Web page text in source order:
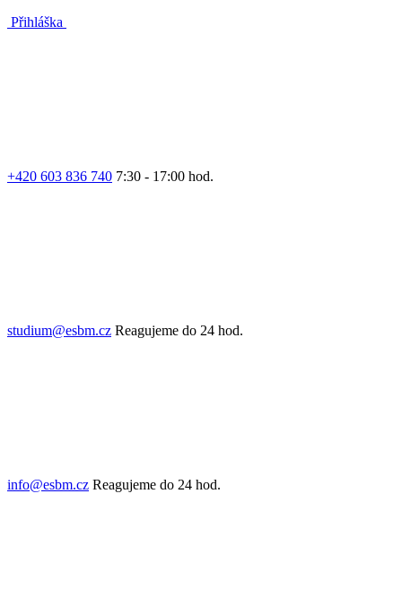
Přihláška
+420 603 836 740 7:30 - 17:00 hod.
studium@esbm.cz Reagujeme do 24 hod.
info@esbm.cz Reagujeme do 24 hod.